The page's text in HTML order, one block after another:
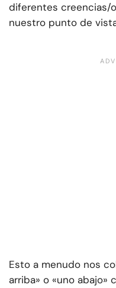
diferentes creencias/
nuestro punto de
Esto a menudo nos
arriba» o «uno abajo»